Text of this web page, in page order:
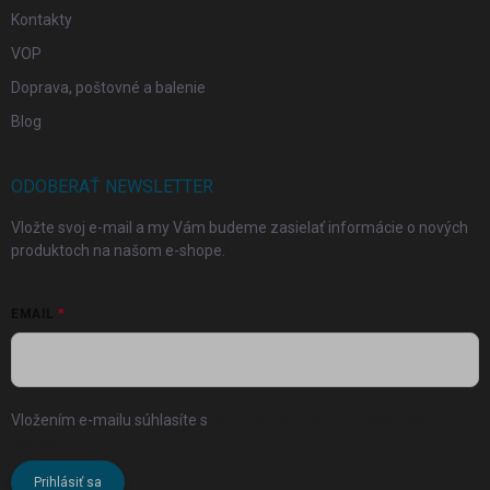
Kontakty
VOP
Doprava, poštovné a balenie
Blog
ODOBERAŤ NEWSLETTER
Vložte svoj e-mail a my Vám budeme zasielať informácie o nových
produktoch na našom e-shope.
Vložením e-mailu súhlasíte s
Prihlásiť sa